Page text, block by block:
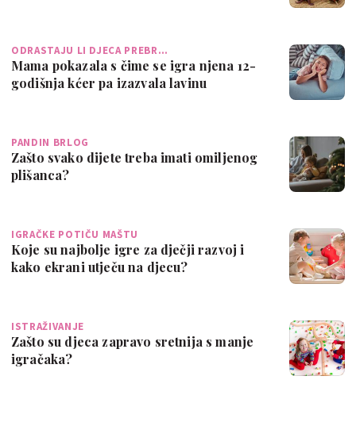
ODRASTAJU LI DJECA PREBR…
Mama pokazala s čime se igra njena 12-
godišnja kćer pa izazvala lavinu
PANDIN BRLOG
Zašto svako dijete treba imati omiljenog
plišanca?
IGRAČKE POTIČU MAŠTU
Koje su najbolje igre za dječji razvoj i
kako ekrani utječu na djecu?
ISTRAŽIVANJE
Zašto su djeca zapravo sretnija s manje
igračaka?